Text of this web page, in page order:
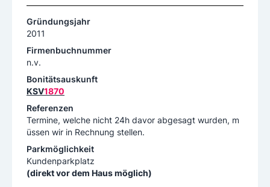
Gründungsjahr
2011
Firmenbuchnummer
n.v.
Bonitätsauskunft
KSV1870
Referenzen
Termine, welche nicht 24h davor abgesagt wurden, m
üssen wir in Rechnung stellen.
Parkmöglichkeit
Kundenparkplatz
(direkt vor dem Haus möglich)